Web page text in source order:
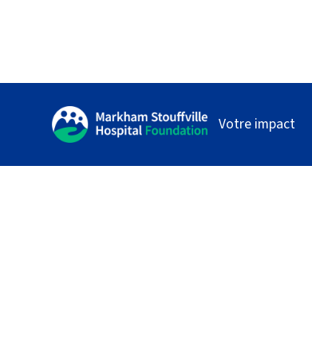
Votre impact